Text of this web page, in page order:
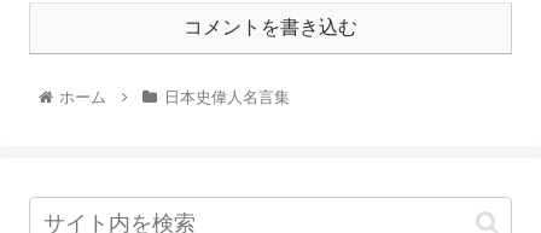
コメントを書き込む
ホーム 日本史偉人名言集